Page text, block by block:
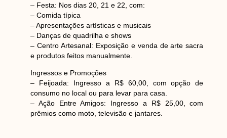
– Festa: Nos dias 20, 21 e 22, com:
– Comida típica
– Apresentações artísticas e musicais
– Danças de quadrilha e shows
– Centro Artesanal: Exposição e venda de arte sacra
e produtos feitos manualmente.
Ingressos e Promoções
– Feijoada: Ingresso a R$ 60,00, com opção de
consumo no local ou para levar para casa.
– Ação Entre Amigos: Ingresso a R$ 25,00, com
prêmios como moto, televisão e jantares.